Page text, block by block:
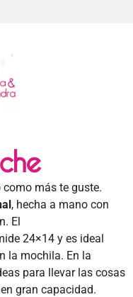
más te guste.
, hecha a mano con
El
24×14 y es ideal
la mochila. En la
para llevar las cosas
gran capacidad.